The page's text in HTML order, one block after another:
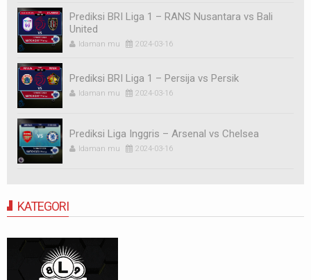
Prediksi BRI Liga 1 – RANS Nusantara vs Bali
United
Idaman mu 2024-03-16
Prediksi BRI Liga 1 – Persija vs Persik
Idaman mu 2024-03-16
Prediksi Liga Inggris – Arsenal vs Chelsea
Idaman mu 2024-03-16
KATEGORI